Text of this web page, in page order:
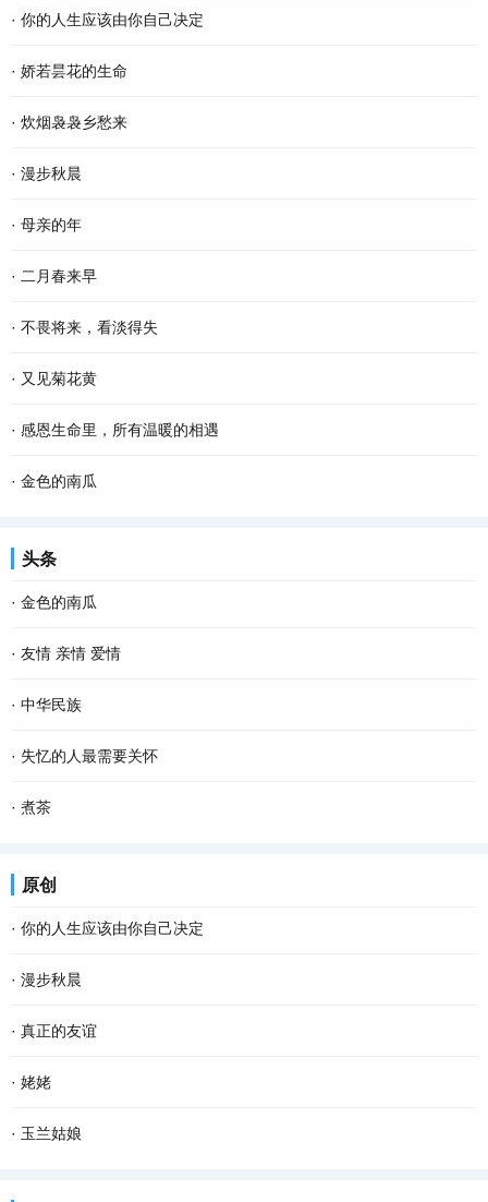
· 你的人生应该由你自己决定
看过一段话：“这个世界，没有任何一条规定，要你必须温柔开朗，要
你必须善解人意。你就做你自己，奇怪一点也不要紧，做得不是很好
也不要紧。因为做自己这件事，不会有人比你...
· 娇若昙花的生命
今早开门，我家的那只土黄色的小狗静静地平躺在马路的中间，它死
了。这个幼小的 快乐 的生命就这样消亡了，我的心忽然被揪住的感
觉。 对于这个小生命的到来，很是偶然。约两个...
· 炊烟袅袅乡愁来
在城里 生活 久了，我会觉得累，便到城郊漫步散心。忽然，看见农家
屋顶炊烟袅袅，久违之余，乡愁也就陡然升腾，渐渐浓烈起来。 “炊
烟是有灵性的，不信，你看嘛！”记得这是母...
· 漫步秋晨
清早，薄雾浓云，东方的天空仍有一抹儿亮色，远远的路灯像点点闪
烁的疏星，马路像是一条霓虹般的隧道，朦胧而幽深，微风吹来，空
气还是那般清凉甜爽。此时已经有紧张晨扫的人...
· 母亲的年
老舍曾说，人，即使活到八九十岁，有母亲便可以多少还有点孩子
气，有母亲的人，心里是安定的。 一转眼，母亲离开我们已经整整七
年了，再过一个多月就是2022年的春节了，我更加...
· 二月春来早
二月的大地，已过立春节气，这就是春天了。 只是春风料峭，倒春寒
还在做最后的挣扎，企图在人间制造出最后的一点风浪，但是大地的
深处已被喊醒，春天的温暖势不可挡，无论是天...
· 不畏将来，看淡得失
到了一定年龄，回望过去，有很多美好的回忆，仿佛还鲜活如昨，历
历在目。然而故事却再也无法重演了。 物是人非事事休，唯有剩
下“人面不知何处去，桃花依旧笑春风”的无奈感伤...
· 又见菊花黄
记不清从什么时候开始，迷上了冠小体瘦的野菊花，颇有山野归来不
看菊的意味。曾想种一片野菊，可是找不到那么一块地。而且我知
· 感恩生命里，所有温暖的相遇
有人说，“世间的一切都是遇见，就像冷遇见了暖，有了雨；春遇见了
· 金色的南瓜
头条
· 金色的南瓜
乡村的农事当中，最省劲儿的当数种南瓜。 暮春或者夏初，找一个晴
朗的天气，从瓦罐里翻出储藏一冬的南瓜种子，晒一晒，浸点水，随
手种进松软的泥土里。南瓜野性、皮实，对土壤...
· 友情 亲情 爱情
“疾风怒雨，禽鸟戚戚；霁日光风，草木欣欣。可见天地不可一日无和
气，人心不可一日无喜神。”纵观大千世界，放眼芸芸众生，每遭天灾
人祸之事，每逢生命攸关之际，每遇窘境困...
· 中华民族
一个庞大的民族 一条曲折的路 起起伏伏 风雨如注 始终屹立在高处 亲
和的舞 敌对的舞 周天的舞 在明与暗中循环 走出了抗击一片 爱与恨是
· 失忆的人最需要关怀
失忆的感觉你能体会到吗？ ——体会不到。 当你失忆的时候你又能体
· 煮茶
原创
· 你的人生应该由你自己决定
看过一段话：“这个世界，没有任何一条规定，要你必须温柔开朗，要
你必须善解人意。你就做你自己，奇怪一点也不要紧，做得不是很好
也不要紧。因为做自己这件事，不会有人比你...
· 漫步秋晨
清早，薄雾浓云，东方的天空仍有一抹儿亮色，远远的路灯像点点闪
烁的疏星，马路像是一条霓虹般的隧道，朦胧而幽深，微风吹来，空
气还是那般清凉甜爽。此时已经有紧张晨扫的人...
· 真正的友谊
数学老师为了激发我们的学习兴趣，开发我们的智力，让每个同学买
了一个华容道。同学们都爱不释手，一下课就苦心钻研怎样才能让曹
· 姥姥
我姥姥出生在上个世纪战火纷飞的年代，一生养育了8位子女。她一生
· 玉兰姑娘